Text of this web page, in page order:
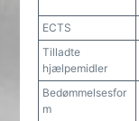
ECTS
Tilladte
hjælpemidler
Bedømmelsesfor
m